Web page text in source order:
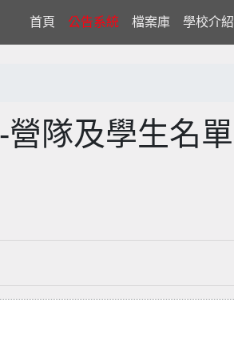
首頁(current)
公告系統 檔案庫 學校介紹
隊及學生名單